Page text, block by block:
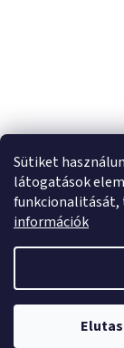
Sütiket
látogatások
funkcionalitását,
információk